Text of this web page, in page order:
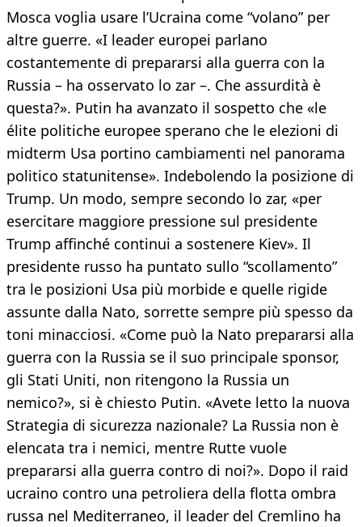
Mosca voglia usare l’Ucraina come “volano” per
altre guerre. «I leader europei parlano
costantemente di prepararsi alla guerra con la
Russia – ha osservato lo zar –. Che assurdità è
questa?». Putin ha avanzato il sospetto che «le
élite politiche europee sperano che le elezioni di
midterm Usa portino cambiamenti nel panorama
politico statunitense». Indebolendo la posizione di
Trump. Un modo, sempre secondo lo zar, «per
esercitare maggiore pressione sul presidente
Trump affinché continui a sostenere Kiev». Il
presidente russo ha puntato sullo “scollamento”
tra le posizioni Usa più morbide e quelle rigide
assunte dalla Nato, sorrette sempre più spesso da
toni minacciosi. «Come può la Nato prepararsi alla
guerra con la Russia se il suo principale sponsor,
gli Stati Uniti, non ritengono la Russia un
nemico?», si è chiesto Putin. «Avete letto la nuova
Strategia di sicurezza nazionale? La Russia non è
elencata tra i nemici, mentre Rutte vuole
prepararsi alla guerra contro di noi?». Dopo il raid
ucraino contro una petroliera della flotta ombra
russa nel Mediterraneo, il leader del Cremlino ha